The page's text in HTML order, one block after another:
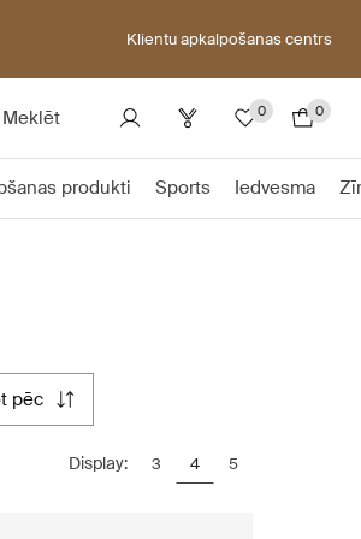
Klientu apkalpošanas centrs
Meklēt 0 0
produkti Sports Iedvesma
pēc
Display: 3 4 5